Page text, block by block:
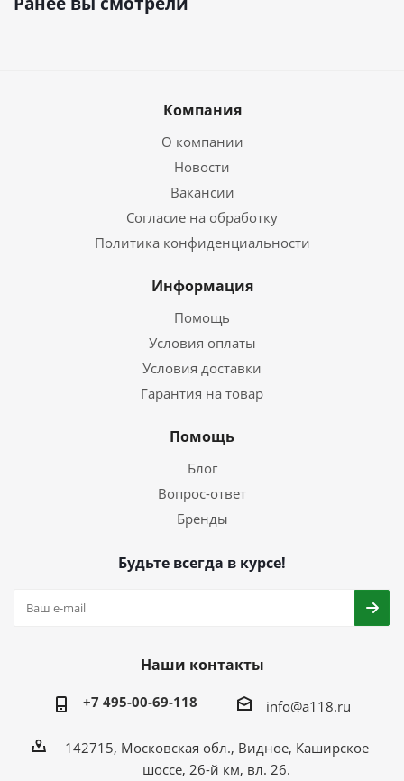
Компания
О компании
Новости
Вакансии
Согласие на обработку
Политика конфиденциальности
Информация
Помощь
Условия оплаты
Условия доставки
Гарантия на товар
Помощь
Блог
Вопрос-ответ
Бренды
Будьте всегда в курсе!
Наши контакты
+7 495-00-69-118 info@a118.ru
142715, Московская обл., Видное, Каширское
шоссе, 26-й км, вл. 26.